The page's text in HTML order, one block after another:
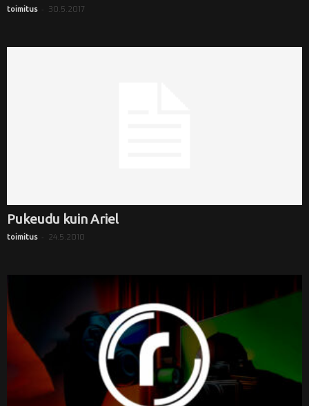
toimitus - 30.5.2017
Pukeudu kuin Ariel
toimitus - 24.5.2010